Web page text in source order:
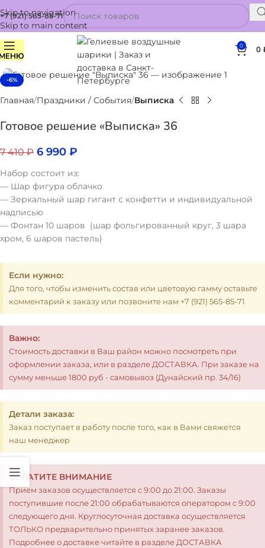
Skip to navigation
Skip to main content
+7 (921) 565-85-71
0 0
-6%
Нажмите, чтобы увеличить
Главная Праздники / События Выписка
Готовое решение «Выписка» 36
7 410₽ 6 990 ₽
Набор состоит из:
— Шар фигура облачко
— Зеркальный шар гигант с конфетти и индивидуальной
надписью
— Фонтан 10 шаров (шар фольгированный круг, 3 шара
хром, 6 шаров пастель)
Если нужно:
Для того, чтобы изменить состав или цветовую гамму оставьте
комментарий к заказу или позвоните нам +7 (921) 565-85-71
Важно:
Стоимость доставки в Ваш район можно посмотреть при
оформлении заказа, или в разделе ДОСТАВКА. При заказе на
сумму меньше 1800 руб - самовывоз (Дунайский пр. 34/16)
Детали заказа:
Заказ поступает в работу после того, как в Вами свяжется
наш менеджер
ОБРАТИТЕ ВНИМАНИЕ
Прием заказов осуществляется с 9:00 до 21:00. Заказы
поступившие после 21:00 обрабатываются оператором с 9:00
следующего дня. Круглосуточная доставка осуществляется
ТОЛЬКО предварительно принятых заранее заказов.
Подробнее о доставке читайте в разделе ДОСТАВКА